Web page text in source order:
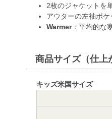
2枚のジャケットを
アウターの左袖ポ
Warmer：平均的な
商品サイズ（仕上
キッズ米国サイズ